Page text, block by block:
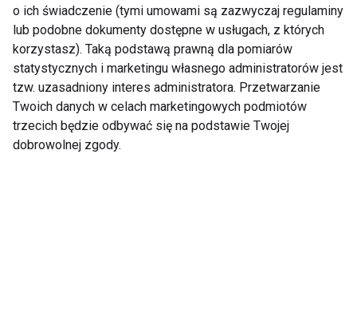
Wyrażam zgodę na otrzymywanie informacji
handlowej drogą elektroniczną na podany adres e-mail
przez FIT.PL. Więcej informacji znajdziesz w Polityce
Prywatności.
ZAPISZ SIĘ
o ich świadczenie (tymi umowami są zazwyczaj regulaminy
lub podobne dokumenty dostępne w usługach, z których
korzystasz). Taką podstawą prawną dla pomiarów
statystycznych i marketingu własnego administratorów jest
tzw. uzasadniony interes administratora. Przetwarzanie
Twoich danych w celach marketingowych podmiotów
trzecich będzie odbywać się na podstawie Twojej
dobrowolnej zgody.